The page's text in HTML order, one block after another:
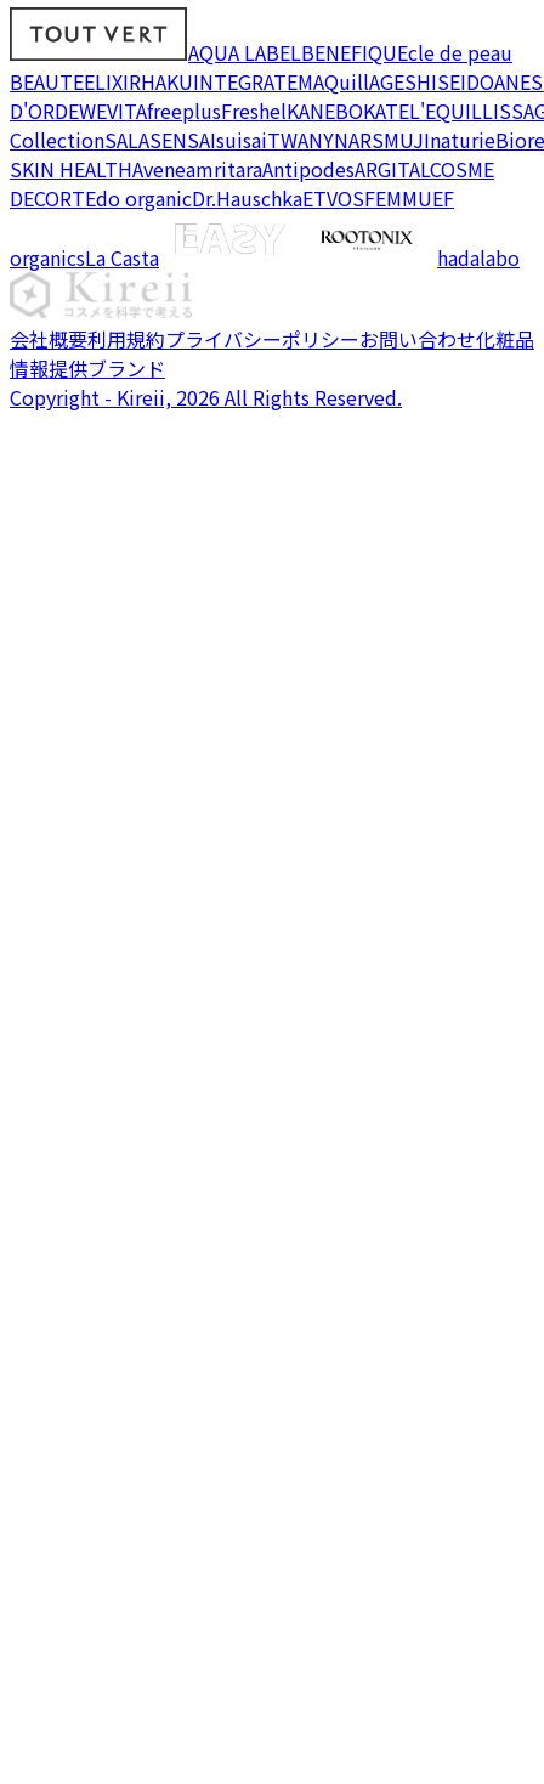
AQUA LABELBENEFIQUEcle de peau
BEAUTEELIXIRHAKUINTEGRATEMAQuillAGESHISEIDO
D'ORDEWEVITAfreeplusFreshelKANEBOKATEL'EQUIL
CollectionSALASENSAIsuisaiTWANYNARSMUJInaturieBiore
SKIN HEALTHAveneamritaraAntipodesARGITALCOSME
DECORTEdo organicDr.HauschkaETVOSFEMMUEF
organicsLa Casta hadalabo
会社概要利用規約プライバシーポリシーお問い合わせ化粧品
情報提供ブランド
Copyright - Kireii, 2026 All Rights Reserved.